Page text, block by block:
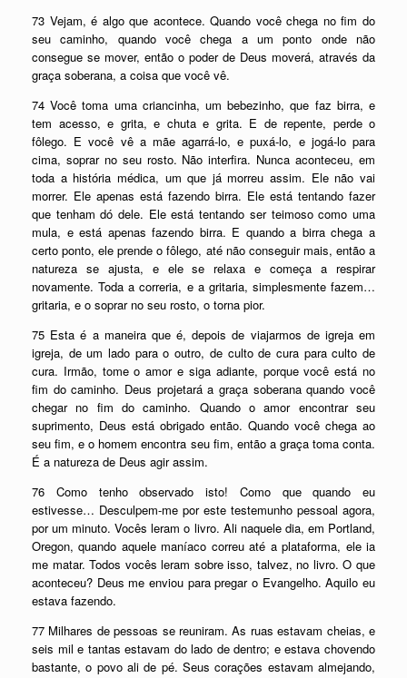
73 Vejam, é algo que acontece. Quando você chega no fim do
seu caminho, quando você chega a um ponto onde não
consegue se mover, então o poder de Deus moverá, através da
graça soberana, a coisa que você vê.
74 Você toma uma criancinha, um bebezinho, que faz birra, e
tem acesso, e grita, e chuta e grita. E de repente, perde o
fôlego. E você vê a mãe agarrá-lo, e puxá-lo, e jogá-lo para
cima, soprar no seu rosto. Não interfira. Nunca aconteceu, em
toda a história médica, um que já morreu assim. Ele não vai
morrer. Ele apenas está fazendo birra. Ele está tentando fazer
que tenham dó dele. Ele está tentando ser teimoso como uma
mula, e está apenas fazendo birra. E quando a birra chega a
certo ponto, ele prende o fôlego, até não conseguir mais, então a
natureza se ajusta, e ele se relaxa e começa a respirar
novamente. Toda a correria, e a gritaria, simplesmente fazem…
gritaria, e o soprar no seu rosto, o torna pior.
75 Esta é a maneira que é, depois de viajarmos de igreja em
igreja, de um lado para o outro, de culto de cura para culto de
cura. Irmão, tome o amor e siga adiante, porque você está no
fim do caminho. Deus projetará a graça soberana quando você
chegar no fim do caminho. Quando o amor encontrar seu
suprimento, Deus está obrigado então. Quando você chega ao
seu fim, e o homem encontra seu fim, então a graça toma conta.
É a natureza de Deus agir assim.
76 Como tenho observado isto! Como que quando eu
estivesse… Desculpem-me por este testemunho pessoal agora,
por um minuto. Vocês leram o livro. Ali naquele dia, em Portland,
Oregon, quando aquele maníaco correu até a plataforma, ele ia
me matar. Todos vocês leram sobre isso, talvez, no livro. O que
aconteceu? Deus me enviou para pregar o Evangelho. Aquilo eu
estava fazendo.
77 Milhares de pessoas se reuniram. As ruas estavam cheias, e
seis mil e tantas estavam do lado de dentro; e estava chovendo
bastante, o povo ali de pé. Seus corações estavam almejando,